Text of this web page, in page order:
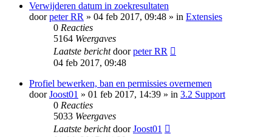
Verwijderen datum in zoekresultaten
doorpeter RR » 04 feb 2017, 09:48 » in Extensies
0 Reacties
5164 Weergaves
Laatste berichtdoorpeter RR
04 feb 2017, 09:48
Profiel bewerken, ban en permissies overnemen
doorJoost01 » 01 feb 2017, 14:39 » in 3.2 Support
0 Reacties
5033 Weergaves
Laatste berichtdoorJoost01